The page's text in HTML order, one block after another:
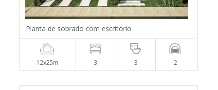
Planta de sobrado com escritório
12x25m 3 3 2